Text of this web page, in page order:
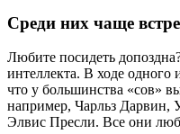
Среди них чаще
Любите посидеть
интеллекта. В ходе одного
что у большинства «сов»
например, Чарльз Дарвин,
Элвис Пресли. Все они